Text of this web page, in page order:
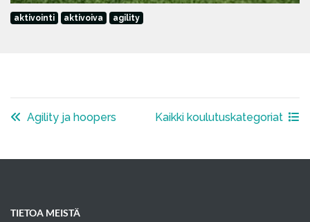
aktivointi aktivoiva agility
Agility ja hoopers Kaikki koulutuskategoriat
TIETOA MEISTÄ